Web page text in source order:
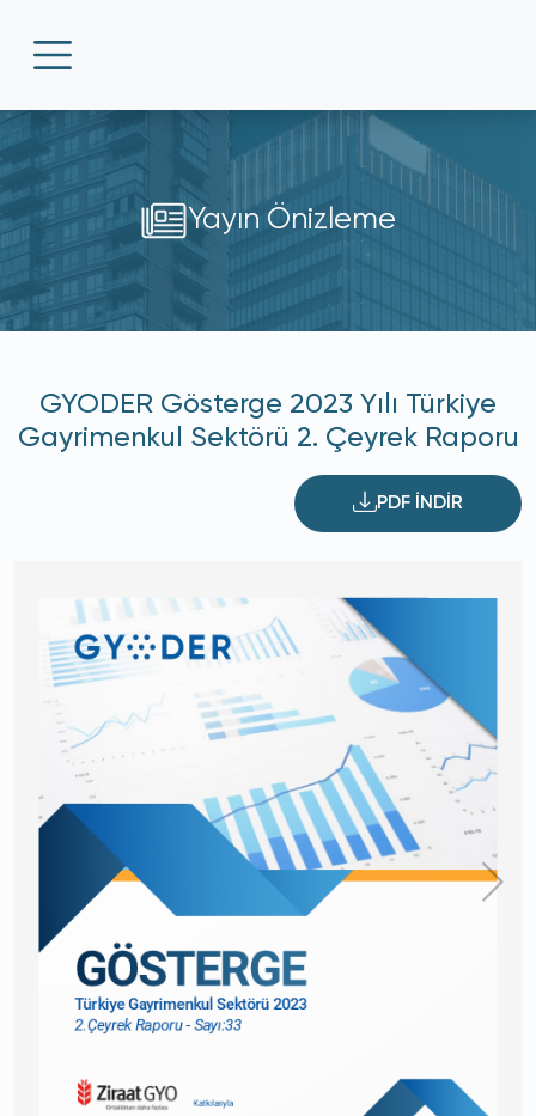
Yayın Önizleme
GYODER Gösterge 2023 Yılı Türkiye
Gayrimenkul Sektörü 2. Çeyrek Raporu
PDF İNDİR